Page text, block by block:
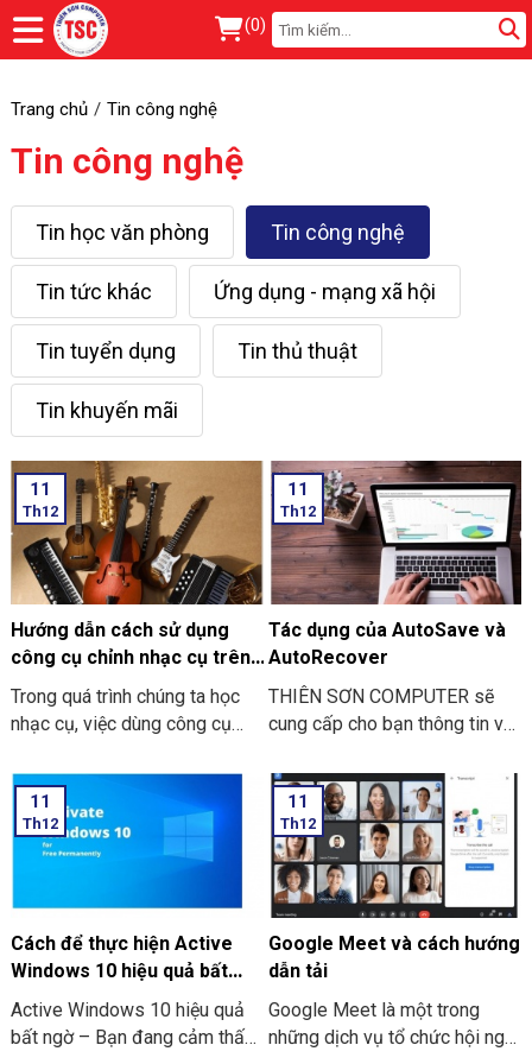
(0)
Trang chủ Tin công nghệ
Tin công nghệ
Tin học văn phòng Tin công nghệ
Tin tức khác Ứng dụng - mạng xã hội
Tin tuyển dụng Tin thủ thuật
Tin khuyến mãi
11
Th12
Hướng dẫn cách sử dụng
công cụ chỉnh nhạc cụ trên
Google đơn giản
Trong quá trình chúng ta học
nhạc cụ, việc dùng công cụ
đã mang lại cho bạn rất nhiều
lợi ích và hiệu quả. Ở bài viết
này, THIÊN SƠN COMPUTER
sẽ cùng bạn tham khảo cách
chỉnh nhạc cụ trên Google đơn
giản nhé.
11
Th12
Tác dụng của AutoSave và
AutoRecover
THIÊN SƠN COMPUTER sẽ
cung cấp cho bạn thông tin về
AutoRecover nhé
11
Th12
Cách để thực hiện Active
Windows 10 hiệu quả bất
ngờ
Active Windows 10 hiệu quả
bất ngờ – Bạn đang cảm thấy
11
Th12
Google Meet và cách hướng
dẫn tải
Google Meet là một trong
những dịch vụ tổ chức hội nghị